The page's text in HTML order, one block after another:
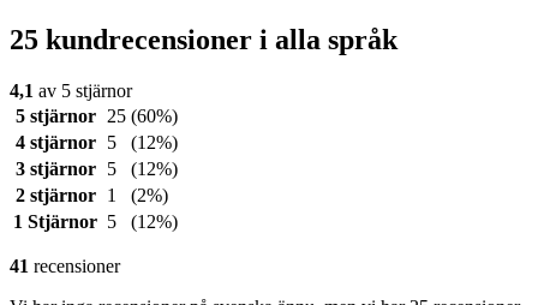
25 kundrecensioner i alla språk
4,1 av 5 stjärnor
5 stjärnor
25 (60%)
4 stjärnor
5
(12%)
3 stjärnor
5
(12%)
2 stjärnor
1
(2%)
1 Stjärnor 5 (12%)
41 recensioner